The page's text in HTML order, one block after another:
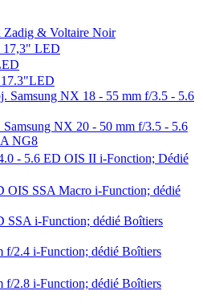
Zadig & Voltaire Noir
17,3" LED
17.3"LED
Samsung NX 18 - 55 mm f/3.5 - 5.6
NX 20 - 50 mm f/3.5 - 5.6
NG8
- 5.6 ED OIS II i-Fonction; Dédié
OIS SSA Macro i-Function; dédié
SSA i-Function; dédié Boîtiers
f/2.4 i-Function; dédié Boîtiers
f/2.8 i-Function; dédié Boîtiers